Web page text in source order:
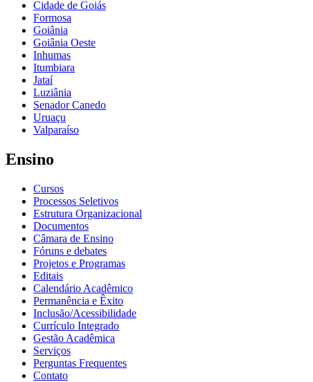
Cidade de Goiás
Formosa
Goiânia
Goiânia Oeste
Inhumas
Itumbiara
Jataí
Luziânia
Senador Canedo
Uruaçu
Valparaíso
Ensino
Cursos
Processos Seletivos
Estrutura Organizacional
Documentos
Câmara de Ensino
Fóruns e debates
Projetos e Programas
Editais
Calendário Acadêmico
Permanência e Êxito
Inclusão/Acessibilidade
Currículo Integrado
Gestão Acadêmica
Serviços
Perguntas Frequentes
Contato